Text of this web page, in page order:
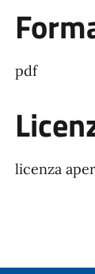
pdf
licenza